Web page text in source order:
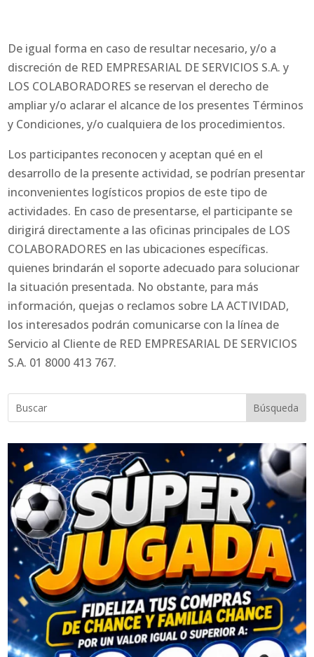
De igual forma en caso de resultar necesario, y/o a
discreción de RED EMPRESARIAL DE SERVICIOS S.A. y
LOS COLABORADORES se reservan el derecho de
ampliar y/o aclarar el alcance de los presentes Términos
y Condiciones, y/o cualquiera de los procedimientos.
Los participantes reconocen y aceptan qué en el
desarrollo de la presente actividad, se podrían presentar
inconvenientes logísticos propios de este tipo de
actividades. En caso de presentarse, el participante se
dirigirá directamente a las oficinas principales de LOS
COLABORADORES en las ubicaciones específicas.
quienes brindarán el soporte adecuado para solucionar
la situación presentada. No obstante, para más
información, quejas o reclamos sobre LA ACTIVIDAD,
los interesados podrán comunicarse con la línea de
Servicio al Cliente de RED EMPRESARIAL DE SERVICIOS
S.A. 01 8000 413 767.